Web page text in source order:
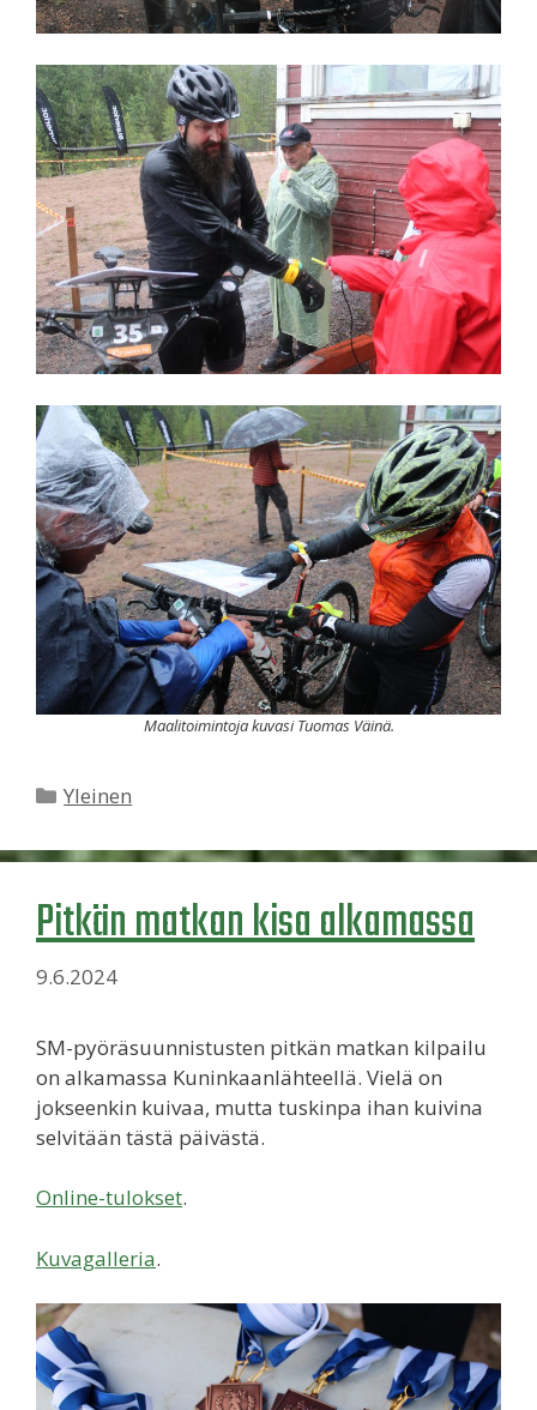
Maalitoimintoja kuvasi Tuomas Väinä.
Kategoriat
Yleinen
Pitkän matkan kisa alkamassa
9.6.2024
SM-pyöräsuunnistusten pitkän matkan kilpailu
on alkamassa Kuninkaanlähteellä. Vielä on
jokseenkin kuivaa, mutta tuskinpa ihan kuivina
selvitään tästä päivästä.
Online-tulokset.
Kuvagalleria.